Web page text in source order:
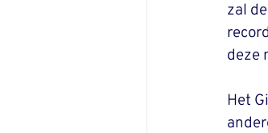
zal
deze
Het